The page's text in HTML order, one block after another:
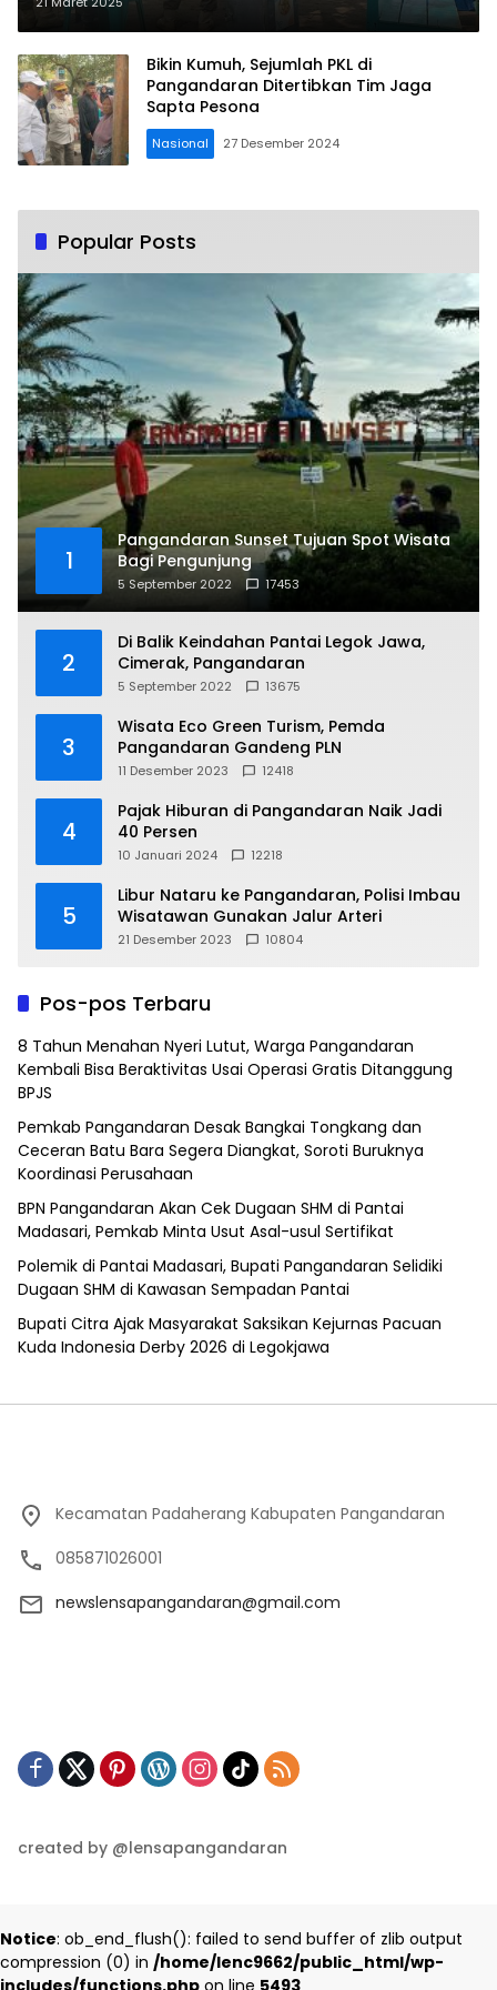
Bikin Kumuh, Sejumlah PKL di
Pangandaran Ditertibkan Tim Jaga
Sapta Pesona
Nasional 27 Desember 2024
Popular Posts
1
Pangandaran Sunset Tujuan Spot Wisata
Bagi Pengunjung
5 September 2022 17453
2
Di Balik Keindahan Pantai Legok Jawa,
Cimerak, Pangandaran
5 September 2022 13675
3
Wisata Eco Green Turism, Pemda
Pangandaran Gandeng PLN
11 Desember 2023 12418
4
Pajak Hiburan di Pangandaran Naik Jadi
40 Persen
10 Januari 2024 12218
5
Libur Nataru ke Pangandaran, Polisi Imbau
Wisatawan Gunakan Jalur Arteri
21 Desember 2023 10804
Pos-pos Terbaru
8 Tahun Menahan Nyeri Lutut, Warga Pangandaran
Kembali Bisa Beraktivitas Usai Operasi Gratis Ditanggung
BPJS
Pemkab Pangandaran Desak Bangkai Tongkang dan
Ceceran Batu Bara Segera Diangkat, Soroti Buruknya
Koordinasi Perusahaan
BPN Pangandaran Akan Cek Dugaan SHM di Pantai
Madasari, Pemkab Minta Usut Asal-usul Sertifikat
Polemik di Pantai Madasari, Bupati Pangandaran Selidiki
Dugaan SHM di Kawasan Sempadan Pantai
Bupati Citra Ajak Masyarakat Saksikan Kejurnas Pacuan
Kuda Indonesia Derby 2026 di Legokjawa
Kecamatan Padaherang Kabupaten Pangandaran
085871026001
newslensapangandaran@gmail.com
created by @lensapangandaran
Notice: ob_end_flush(): failed to send buffer of zlib output
compression (0) in /home/lenc9662/public_html/wp-
includes/functions.php on line 5493